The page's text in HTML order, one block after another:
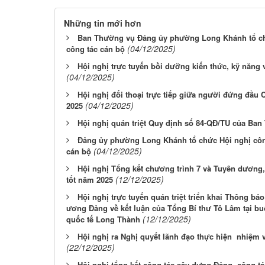
Những tin mới hơn
Ban Thường vụ Đảng ủy phường Long Khánh tổ
công tác cán bộ (04/12/2025)
Hội nghị trực tuyến bồi dưỡng kiến thức, kỹ năng
(04/12/2025)
Hội nghị đối thoại trực tiếp giữa người đứng đầu
2025 (04/12/2025)
Hội nghị quán triệt Quy định số 84-QĐ/TU của
Đảng ủy phường Long Khánh tổ chức Hội nghị
cán bộ (04/12/2025)
Hội nghị Tổng kết chương trình 7 và Tuyên
tốt năm 2025 (12/12/2025)
Hội nghị trực tuyến quán triệt triển khai Thông
ương Đảng về kết luận của Tổng Bí thư Tô Lâm tại
quốc tế Long Thành (12/12/2025)
Hội nghị ra Nghị quyết lãnh đạo thực hiện nhiệm
(22/12/2025)